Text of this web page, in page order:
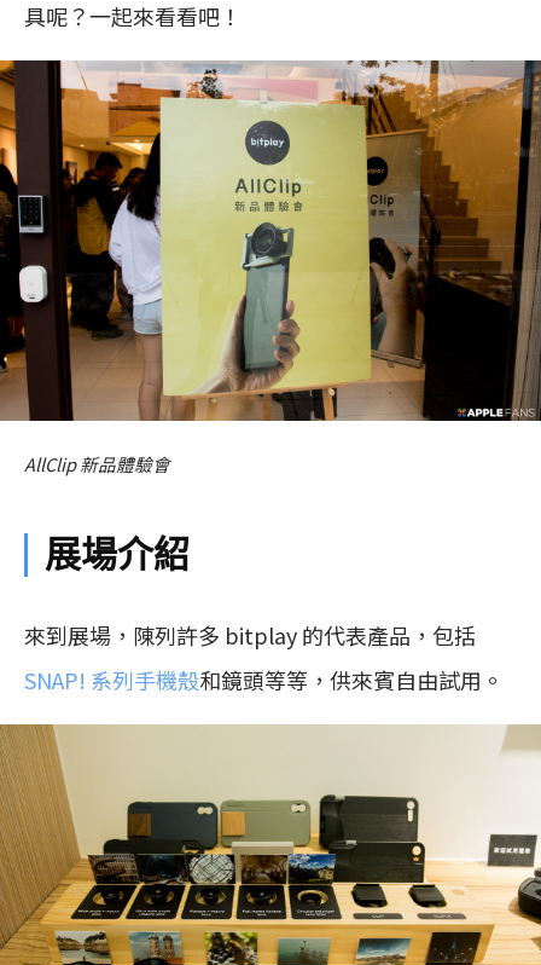
具呢？一起來看看吧！
AllClip 新品體驗會
展場介紹
來到展場，陳列許多 bitplay 的代表產品，包括
SNAP! 系列手機殼和鏡頭等等，供來賓自由試用。